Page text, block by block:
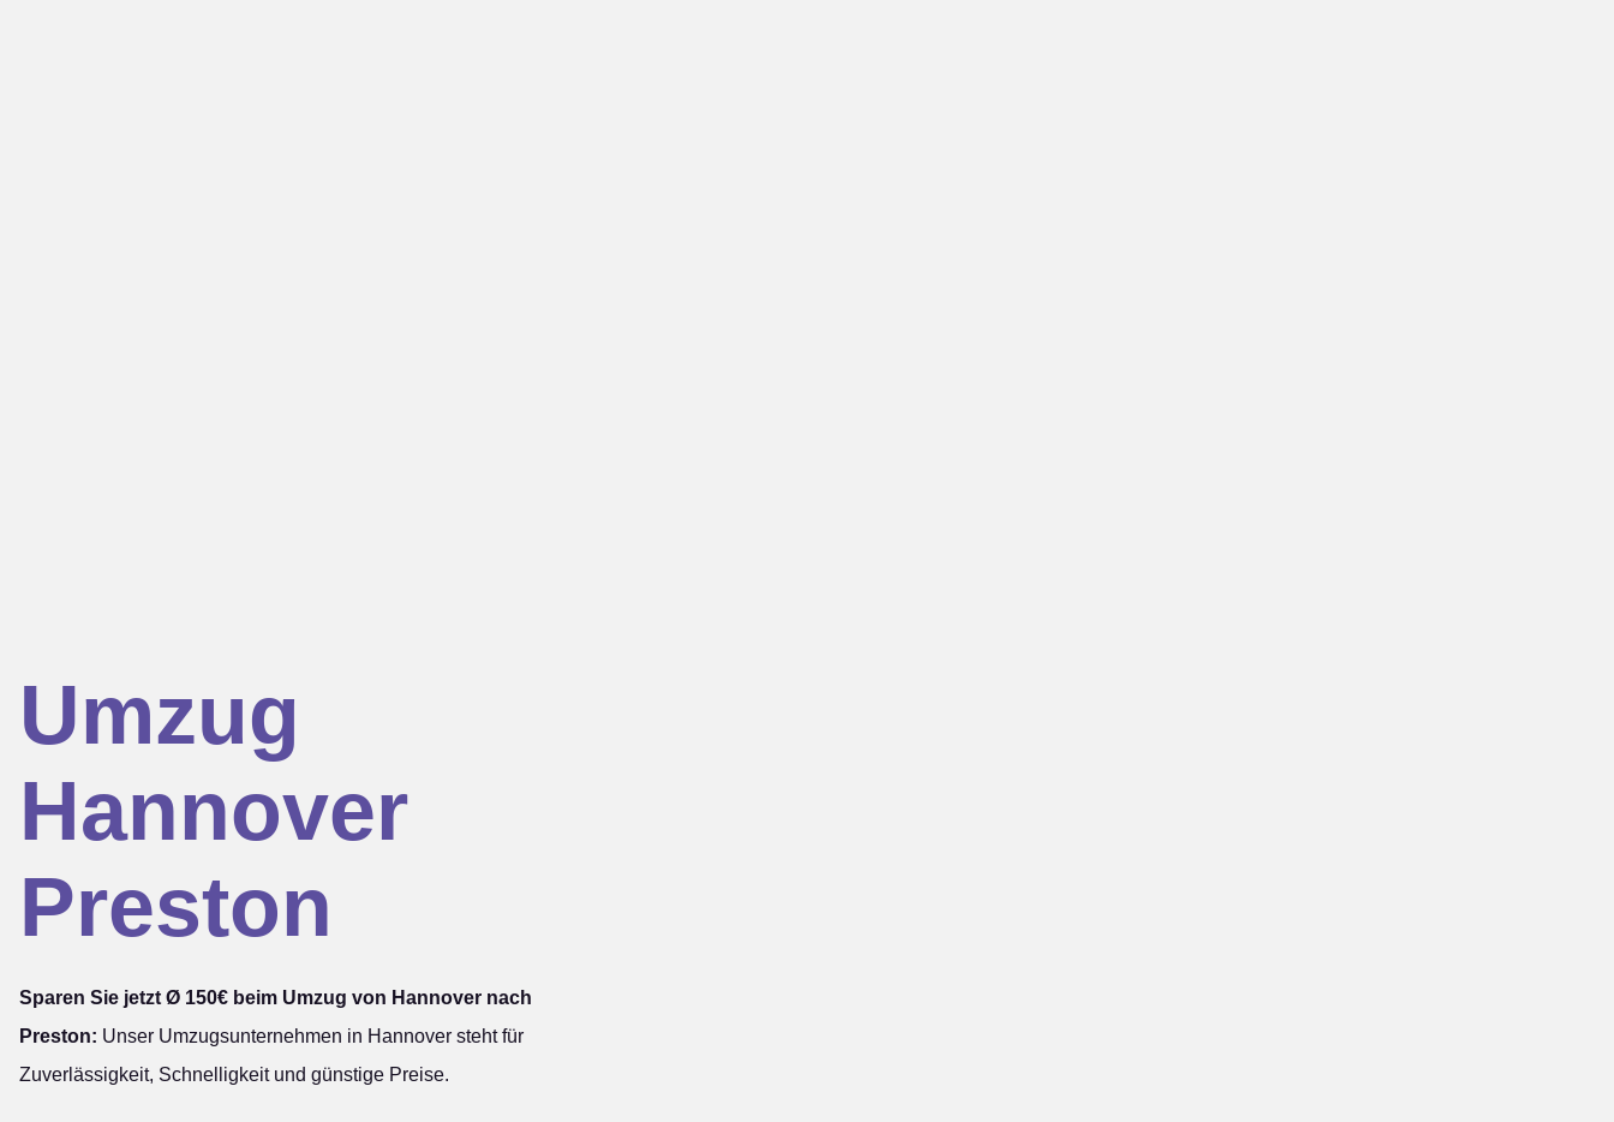
Umzug
Hannover
Preston
Sparen Sie jetzt Ø 150€ beim Umzug von Hannover nach
Preston: Unser Umzugsunternehmen in Hannover steht für
Zuverlässigkeit, Schnelligkeit und günstige Preise.